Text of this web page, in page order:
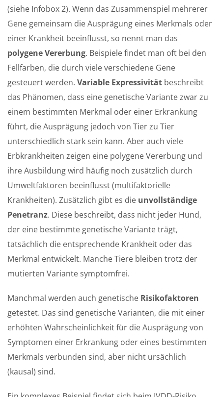
(siehe Infobox 2). Wenn das Zusammenspiel mehrerer
Gene gemeinsam die Ausprägung eines Merkmals oder
einer Krankheit beeinflusst, so nennt man das
polygene Vererbung. Beispiele findet man oft bei den
Fellfarben, die durch viele verschiedene Gene
gesteuert werden. Variable Expressivität beschreibt
das Phänomen, dass eine genetische Variante zwar zu
einem bestimmten Merkmal oder einer Erkrankung
führt, die Ausprägung jedoch von Tier zu Tier
unterschiedlich stark sein kann. Aber auch viele
Erbkrankheiten zeigen eine polygene Vererbung und
ihre Ausbildung wird häufig noch zusätzlich durch
Umweltfaktoren beeinflusst (multifaktorielle
Krankheiten). Zusätzlich gibt es die unvollständige
Penetranz. Diese beschreibt, dass nicht jeder Hund,
der eine bestimmte genetische Variante trägt,
tatsächlich die entsprechende Krankheit oder das
Merkmal entwickelt. Manche Tiere bleiben trotz der
mutierten Variante symptomfrei.
Manchmal werden auch genetische Risikofaktoren
getestet. Das sind genetische Varianten, die mit einer
erhöhten Wahrscheinlichkeit für die Ausprägung von
Symptomen einer Erkrankung oder eines bestimmten
Merkmals verbunden sind, aber nicht ursächlich
(kausal) sind.